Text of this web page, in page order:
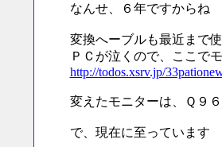
なんせ、６年ですからね
変換へーブルも最近まで
ＰＣが泣くので、ここで
http://todos.xsrv.jp/
変えたモニターは、Ｑ９
で、現在に至っています